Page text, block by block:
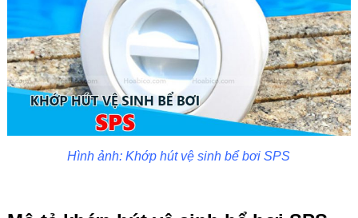
Hình ảnh: Khớp hút vệ sinh bể bơi SPS